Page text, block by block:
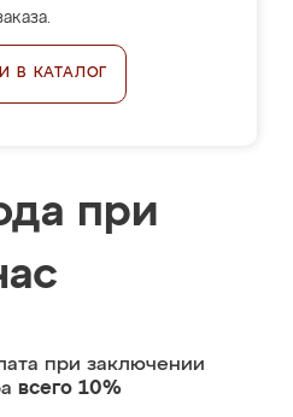
В КАТАЛОГ
при
при заключении
всего 10%